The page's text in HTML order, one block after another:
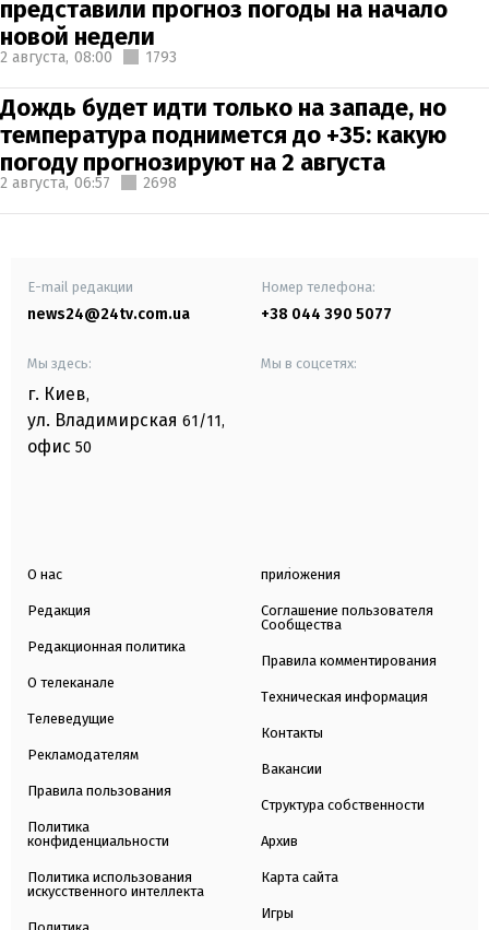
представили прогноз погоды на начало
новой недели
2 августа, 08:00 1793
Дождь будет идти только на западе, но
температура поднимется до +35: какую
погоду прогнозируют на 2 августа
2 августа, 06:57 2698
E-mail редакции
news24@24tv.com.ua
Номер телефона:
+38 044 390 5077
Мы здесь:
г. Киев,
ул. Владимирская 61/11,
офис 50
Мы в соцсетях:
О нас
Редакция
Редакционная политика
О телеканале
Телеведущие
Рекламодателям
Правила пользования
Политика
конфиденциальности
Политика использования
искусственного интеллекта
Политика
приложения
Соглашение пользователя
Сообщества
Правила комментирования
Техническая информация
Контакты
Вакансии
Структура собственности
Архив
Карта сайта
Игры